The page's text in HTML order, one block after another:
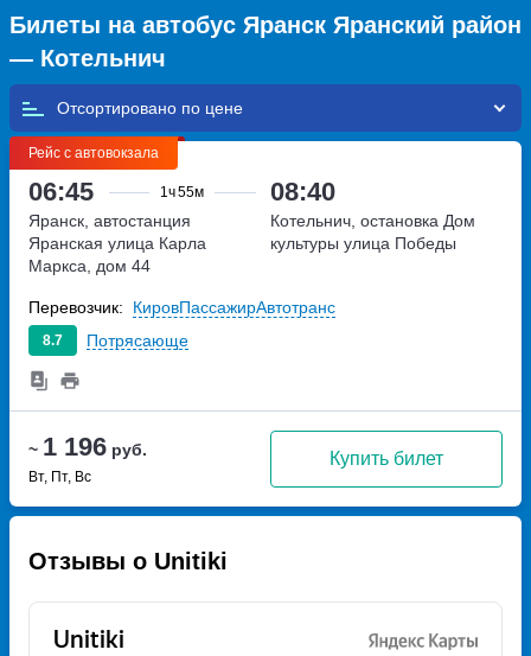
Билеты на автобус Яранск Яранский район
— Котельнич
Отсортировано по
Рейс с автовокзала
06:45 1ч55м 08:40
~ 1 196 руб.
Вт, Пт, Вс
Купить билет
Яранск, автостанция
Яранская улица Карла
Маркса, дом 44
Котельнич, остановка Дом
культуры улица Победы
8.7 Потрясающе
Перевозчик: КировПассажирАвтотранс
Отзывы о Unitiki